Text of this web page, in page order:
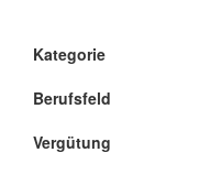
Kategorie
Berufsfeld
Vergütung